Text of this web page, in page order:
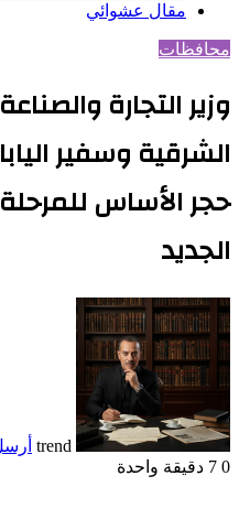
مقال عشوائي
محافظات
وزير التجارة
الشرقية وسفير
حجر الأساس
الجديد
trend
0
دقيقة واحدة